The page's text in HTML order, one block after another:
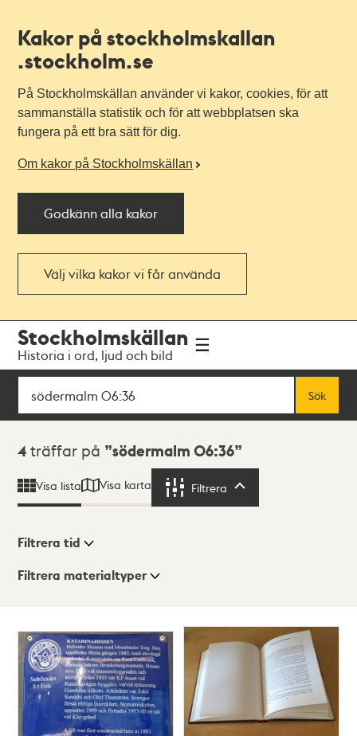
Kakor på stockholmskallan
.stockholm.se
På Stockholmskällan använder vi kakor, cookies, för att
sammanställa statistik och för att webbplatsen ska
fungera på ett bra sätt för dig.
Om kakor på Stockholmskällan
Godkänn alla kakor
Välj vilka kakor vi får använda
navigationen
huvudinnehållet
Stockholmskällan
Historia i ord, ljud och bild
Sök
Sök
Sökresultat
4 träffar på södermalm 06:36
Visa lista Visa karta Filtrera
Visningsläge
Lista
Karta
Filtrera tid
Filtrera materialtyper
träffar